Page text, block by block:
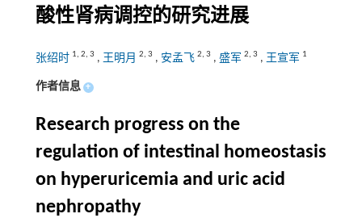
酸性肾病调控的研究进展
张绍时 1, 2, 3 , 王明月 2, 3 , 安孟飞 2, 3 , 盛军 2, 3 , 王宣军 1
作者信息 +
Research progress on the
regulation of intestinal homeostasis
on hyperuricemia and uric acid
nephropathy